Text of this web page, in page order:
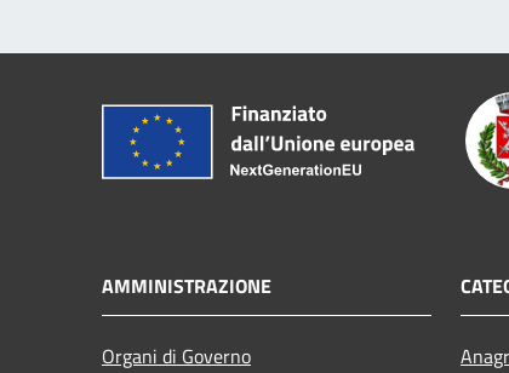
AMMINISTRAZIONE
Organi di Governo